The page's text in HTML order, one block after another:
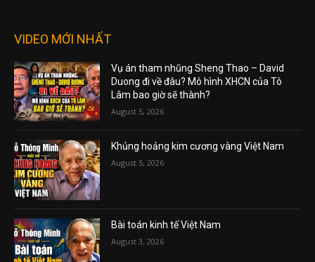
VIDEO MỚI NHẤT
Vụ án tham nhũng Sheng Thao – David
Duong đi về đâu? Mô hình XHCN của Tô
Lâm bao giờ sẽ thành?
August 5, 2026
Khủng hoảng kim cương vàng Việt Nam
August 5, 2026
Bài toán kinh tế Việt Nam
August 3, 2026